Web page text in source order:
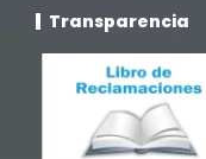
Noticias
Posgrado
Transparencia